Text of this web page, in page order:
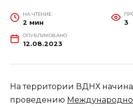
НА ЧТЕНИЕ
2 мин 3
ОПУБЛИКОВАНО
12.08.2023
На территории ВДНХ
проведению